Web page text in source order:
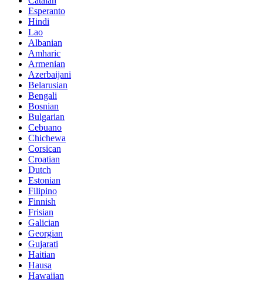
Esperanto
Hindi
Lao
Albanian
Amharic
Armenian
Azerbaijani
Belarusian
Bengali
Bosnian
Bulgarian
Cebuano
Chichewa
Corsican
Croatian
Dutch
Estonian
Filipino
Finnish
Frisian
Galician
Georgian
Gujarati
Haitian
Hausa
Hawaiian